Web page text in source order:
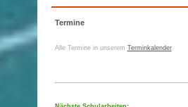
Termine
Alle Termine in unserem Terminkalender